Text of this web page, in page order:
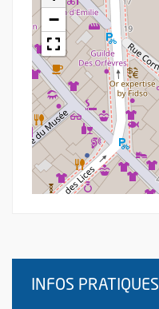
−
INFOS PRATIQUES